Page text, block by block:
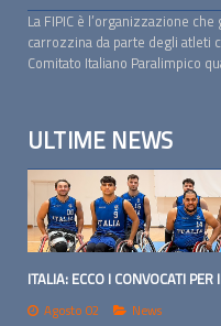
La FIPIC è l’organizzazione
carrozzina da parte degli atleti
Comitato Italiano Paralimpico
ULTIME NEWS
ITALIA: ECCO I CONVOCATI
Agosto 02 News